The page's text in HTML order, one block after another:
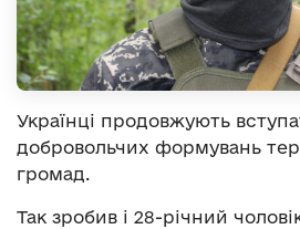
Українці продовжують
добровольчих формувань
громад.
Так зробив і 28-річний